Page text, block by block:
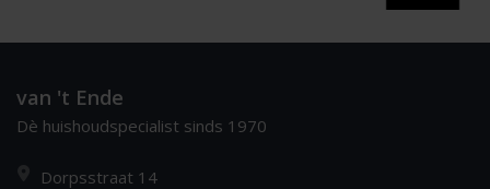
van 't Ende
Dè huishoudspecialist sinds 1970
Dorpsstraat 14